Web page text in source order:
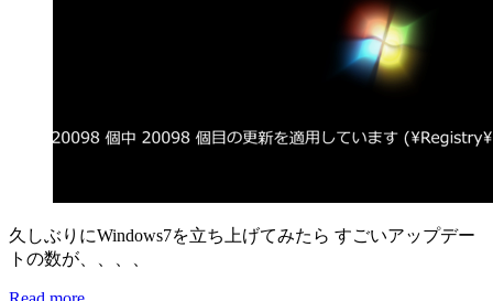
久しぶりにWindows7を立ち上げてみたら すごいアップデー
トの数が、、、、